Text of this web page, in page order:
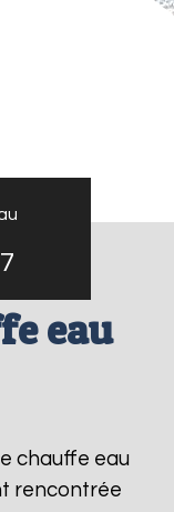
eau
chauffe eau
rencontrée